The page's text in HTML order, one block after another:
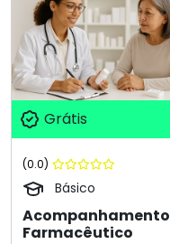
Grátis
(0.0)
Básico
Acompanhamento
Farmacêutico